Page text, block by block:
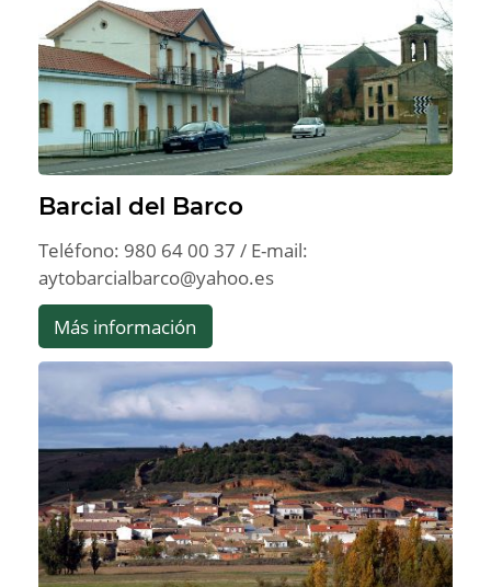
Barcial del Barco
Teléfono: 980 64 00 37 / E-mail:
aytobarcialbarco@yahoo.es
Más información